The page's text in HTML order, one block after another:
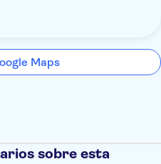
Maps
sobre esta